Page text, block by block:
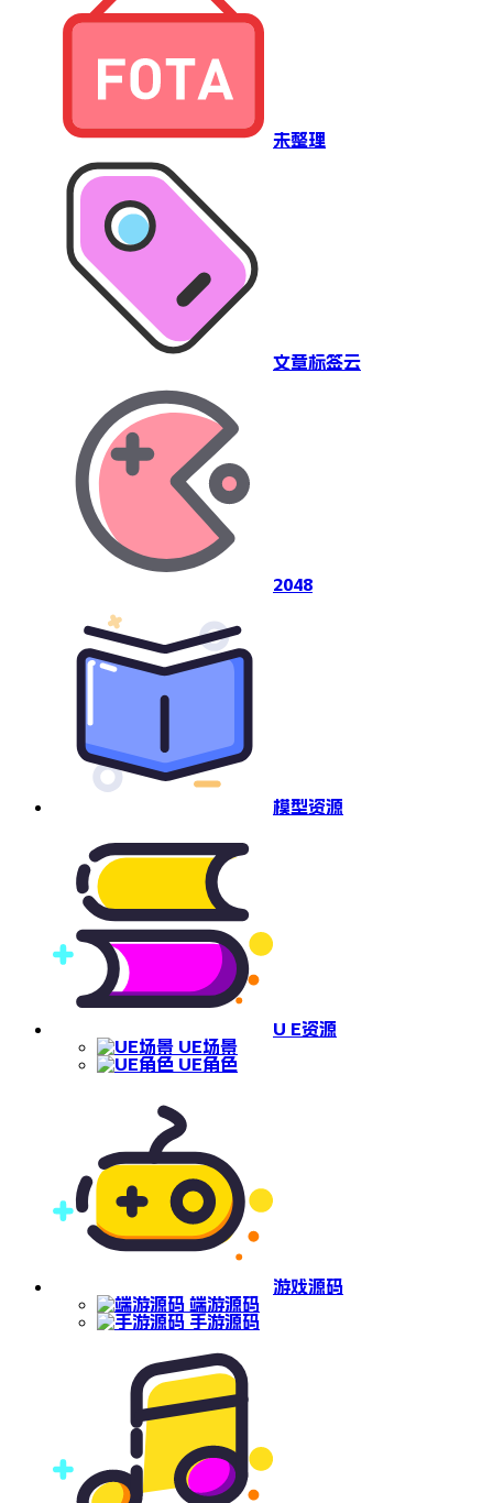
未整理
文章标签云
2048
模型资源
U E资源
UE场景
UE角色
游戏源码
端游源码
手游源码